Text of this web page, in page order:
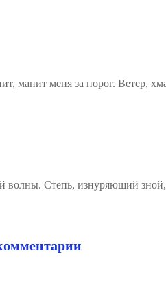
манит меня за порог. Ветер,
Степь, изнуряющий